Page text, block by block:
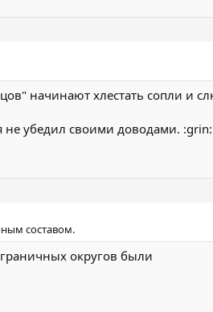
начинают хлестать сопли и
не убедил своими доводами. :grin:
составом.
округов были